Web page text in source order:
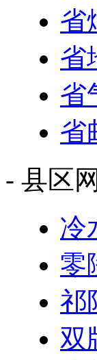
省
省
省
省
- 县区
冷
零
祁
双